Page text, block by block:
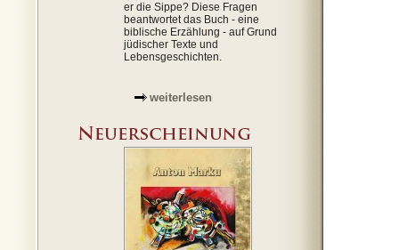
er die Sippe? Diese Fragen
beantwortet das Buch - eine
biblische Erzählung - auf Grund
jüdischer Texte und
Lebensgeschichten.
weiterlesen